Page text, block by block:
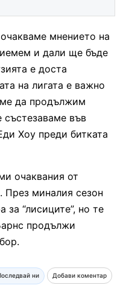
мнението на
и дали ще бъде
е доста
на лигата е важно
да продължим
във
Хоу преди битката
очаквания от
През миналия сезон
“лисиците”, но те
продължи
ни Добави коментар